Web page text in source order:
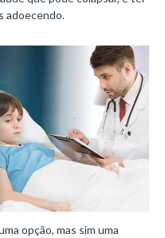
adoecendo.
opção, mas sim uma